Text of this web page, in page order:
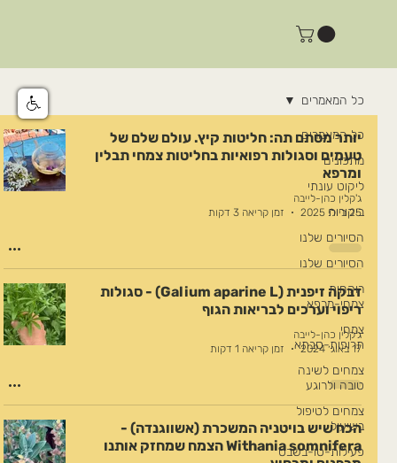
כל המאמרים
מתכונים
ליקוט עונתי
ביקורות
הסיורים שלנו
הסיורים שלנו
רוקחות
צמחי-מרפא
צמחי
תרופות-סבתא
צמחים לשינה
טובה ולרוגע
צמחים לטיפול
בשיעול
פעילות-טו-בשבט
כל המאמרים
יותר מסתם תה: חליטות קיץ. עולם שלם של
טעמים וסגולות רפואיות בחליטות צמחי תבלין
ומרפא
ג'קלין כהן-לייבה
25 ביולי 2025
זמן קריאה 3 דקות
דבקה זיפנית (Galium aparine L) - סגולות
ריפוי וערכים לבריאות הגוף
ג'קלין כהן-לייבה
17 באוג׳ 2024
זמן קריאה 1 דקות
הכח שיש בויטניה המשכרת (אשווגנדה) -
Withania somnifera הצמח שמחזק אותנו